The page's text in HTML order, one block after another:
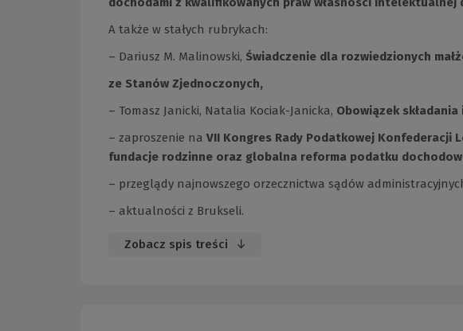
A także w stałych rubrykach:
– Dariusz M. Malinowski, Świadczenie dla rozwiedzionych
ze Stanów Zjednoczonych,
– Tomasz Janicki, Natalia Kociak-Janicka, Obowiązek składania
– zaproszenie na VII Kongres Rady Podatkowej Konfederacji
fundacje rodzinne oraz globalna reforma podatku
– przeglądy najnowszego orzecznictwa sądów
– aktualności z Brukseli.
Zobacz spis treści